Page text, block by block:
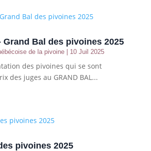
Grand Bal des pivoines 2025
de la pivoine| 10 Juil 2025
des pivoines qui se sont
des juges au GRAND BAL...
pivoines 2025